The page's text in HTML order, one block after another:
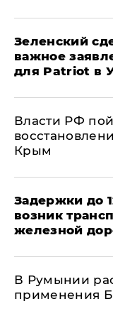
Зеленский
важное
для Patriot в
Власти РФ
Крым
Задержки до
возник
железной
В Румынии
применения